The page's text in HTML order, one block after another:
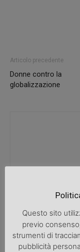
Articolo precedente
Donne contro la
globalizzazione
ARTICOLI
Questo sito
previo
strumenti di
pubblicità